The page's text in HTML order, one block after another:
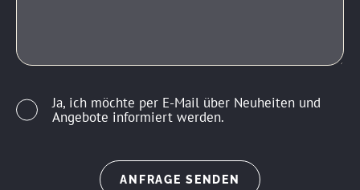
Ja, ich möchte per E-Mail über Neuheiten und
Angebote informiert werden.